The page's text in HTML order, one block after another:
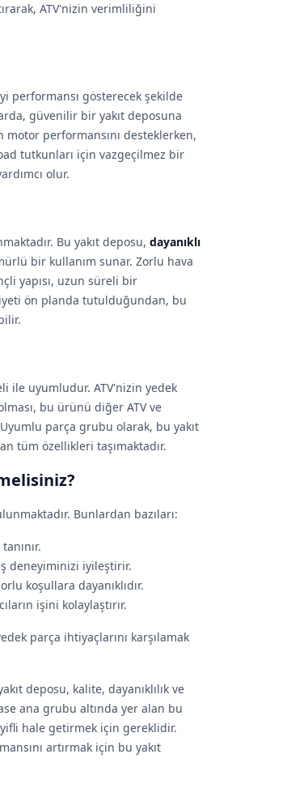
ATV'nizin verimliliğini
performansı gösterecek şekilde
güvenilir bir yakıt deposuna
motor performansını desteklerken,
tutkunları için vazgeçilmez bir
olur.
Bu yakıt deposu, dayanıklı
bir kullanım sunar. Zorlu hava
yapısı, uzun süreli bir
ön planda tutulduğundan, bu
ile uyumludur. ATV'nizin yedek
bu ürünü diğer ATV ve
parça grubu olarak, bu yakıt
tüm özellikleri taşımaktadır.
Bunlardan bazıları:
deneyiminizi iyileştirir.
koşullara dayanıklıdır.
işini kolaylaştırır.
parça ihtiyaçlarını karşılamak
deposu, kalite, dayanıklılık ve
ana grubu altında yer alan bu
hale getirmek için gereklidir.
artırmak için bu yakıt